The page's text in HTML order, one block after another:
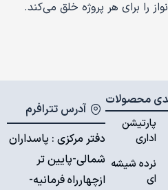
را برای هر پروژه خلق می‌کند.
محصولات
پارتیشن
اداری
نرده شیشه
ای
آدرس تترافرم
دفتر مرکزی : پاسداران
شمالی-پایین تر
ازچهارراه فرمانیه-